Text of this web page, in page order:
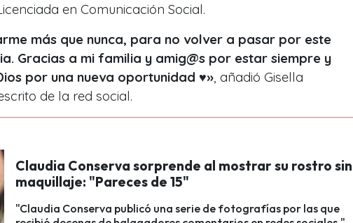
en Comunicación Social.
más que nunca, para no volver a pasar por este
Gracias a mi familia y amig@s por estar siempre y
por una nueva oportunidad ♥️» , añadió Gisella
de la red social.
Claudia Conserva sorprende al mostrar su rostro sin
maquillaje: "Pareces de 15"
"Claudia Conserva publicó una serie de fotografías por las que